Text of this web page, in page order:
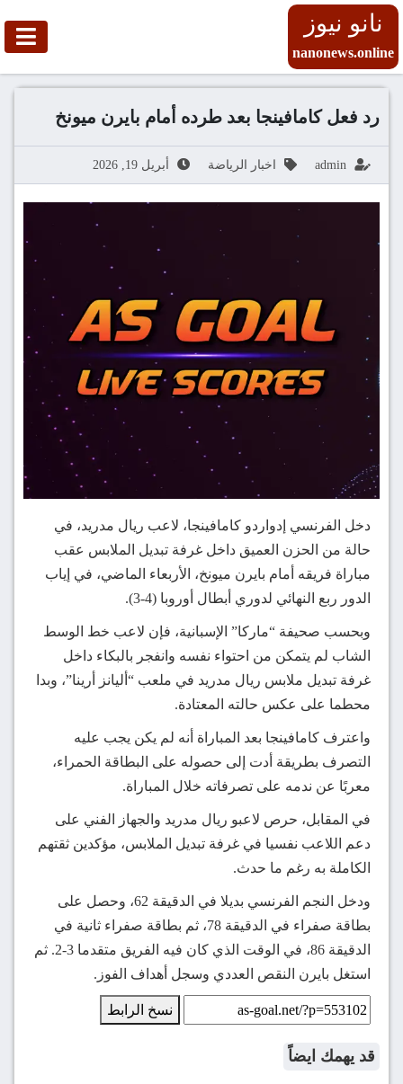
نانو نيوز
nanonews.online
رد فعل كامافينجا بعد طرده أمام بايرن ميونخ
admin اخبار الرياضة أبريل 19, 2026
دخل الفرنسي إدواردو كامافينجا، لاعب ريال مدريد، في
حالة من الحزن العميق داخل غرفة تبديل الملابس عقب
مباراة فريقه أمام بايرن ميونخ، الأربعاء الماضي، في إياب
الدور ربع النهائي لدوري أبطال أوروبا (4-3).
وبحسب صحيفة “ماركا” الإسبانية، فإن لاعب خط الوسط
الشاب لم يتمكن من احتواء نفسه وانفجر بالبكاء داخل
غرفة تبديل ملابس ريال مدريد في ملعب “أليانز أرينا”، وبدا
محطما على عكس حالته المعتادة.
واعترف كامافينجا بعد المباراة أنه لم يكن يجب عليه
التصرف بطريقة أدت إلى حصوله على البطاقة الحمراء،
معربًا عن ندمه على تصرفاته خلال المباراة.
في المقابل، حرص لاعبو ريال مدريد والجهاز الفني على
دعم اللاعب نفسيا في غرفة تبديل الملابس، مؤكدين ثقتهم
الكاملة به رغم ما حدث.
ودخل النجم الفرنسي بديلا في الدقيقة 62، وحصل على
بطاقة صفراء في الدقيقة 78، ثم بطاقة صفراء ثانية في
الدقيقة 86، في الوقت الذي كان فيه الفريق متقدما 3-2. ثم
استغل بايرن النقص العددي وسجل أهداف الفوز.
نسخ الرابط
قد يهمك ايضاً